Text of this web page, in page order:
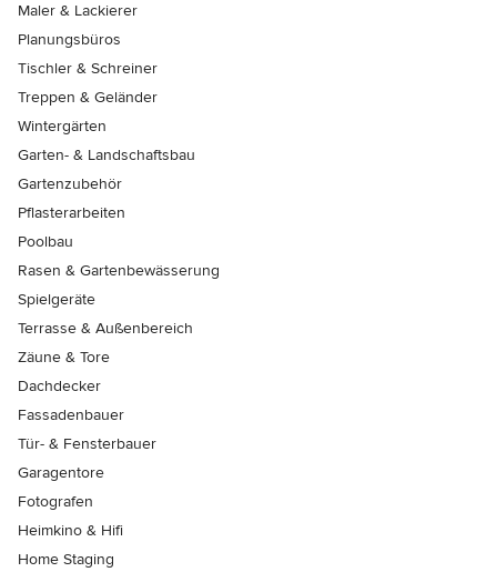
Maler & Lackierer
Planungsbüros
Tischler & Schreiner
Treppen & Geländer
Wintergärten
Garten- & Landschaftsbau
Gartenzubehör
Pflasterarbeiten
Poolbau
Rasen & Gartenbewässerung
Spielgeräte
Terrasse & Außenbereich
Zäune & Tore
Dachdecker
Fassadenbauer
Tür- & Fensterbauer
Garagentore
Fotografen
Heimkino & Hifi
Home Staging